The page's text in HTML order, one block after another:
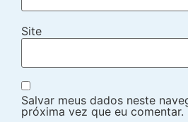
Site
Salvar meus dados neste
próxima vez que eu comentar.